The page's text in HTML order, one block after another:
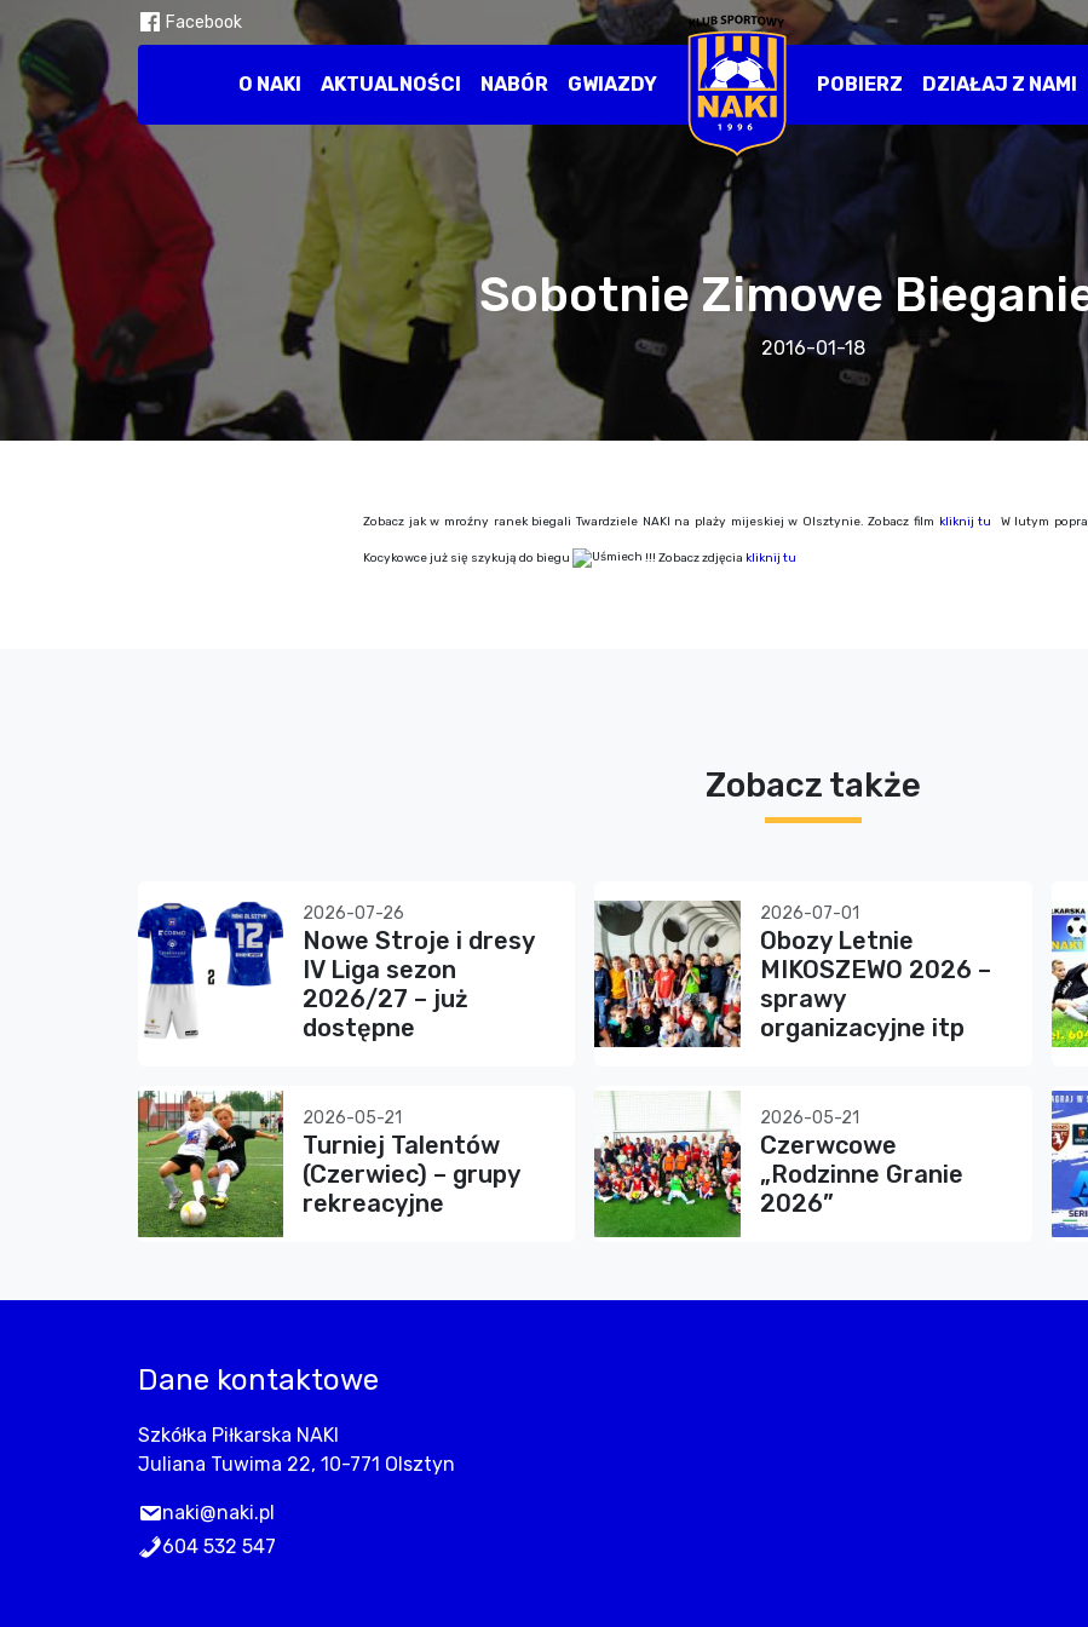
Facebook
O NAKI AKTUALNOŚCI NABÓR GWIAZDY POBIERZ DZIAŁAJ Z NAMI
Sobotnie Zimowe
2016-01-18
Zobacz jak w mroźny ranek biegali Twardziele NAKI na plaży mijeskiej w Olsztynie. Zobacz film kliknij tu W lutym
Kocykowce już się szykują do biegu !!! Zobacz zdjęcia kliknij tu
Zobacz także
2026-07-26
Nowe Stroje i dresy
IV Liga sezon
2026/27 – już
dostępne
2026-07-01
Obozy Letnie
MIKOSZEWO 2026 –
sprawy
organizacyjne itp
2026-05-21
Turniej Talentów
(Czerwiec) – grupy
rekreacyjne
2026-05-21
Czerwcowe
„Rodzinne Granie
2026”
Dane kontaktowe
Szkółka Piłkarska NAKI
Juliana Tuwima 22, 10-771 Olsztyn
naki@naki.pl
604 532 547